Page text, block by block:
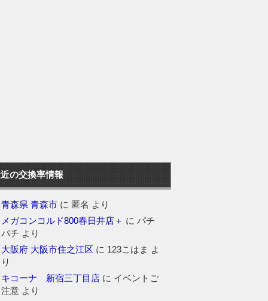
の交換率情報
青森県 青森市 に 匿名 より
メガコンコルド800春日井店＋ にパチ
パチ より
大阪府 大阪市住之江区 に 123こはま よ
り
キコーナ 新宿三丁目店 に イベントご
注意 より